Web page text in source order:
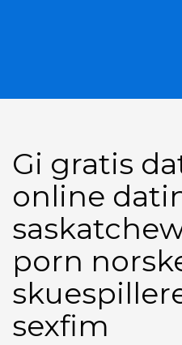
Gi gratis
online
porn
sexfim